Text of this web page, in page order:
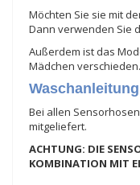
Möchten Sie sie mit
Dann verwenden Sie
Außerdem ist das
Mädchen verschieden.
Waschanleitung
Bei allen
mitgeliefert.
ACHTUNG: DIE
KOMBINATION MIT